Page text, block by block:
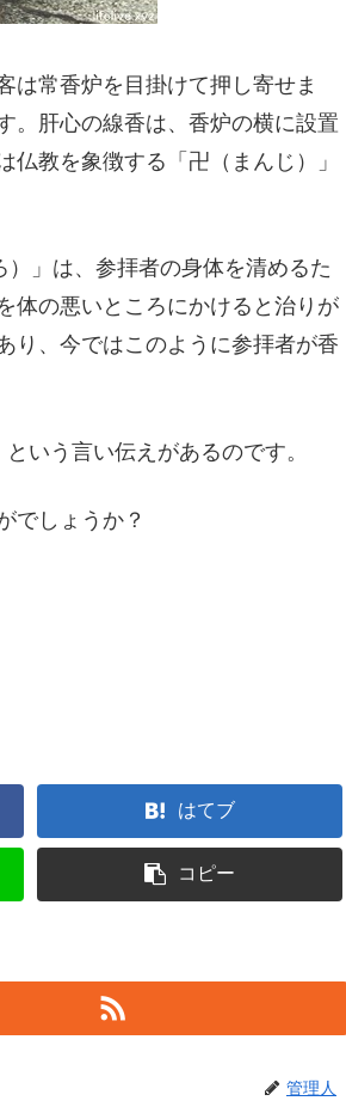
は常香炉を目掛けて押し寄せま
。肝心の線香は、香炉の横に設置
教を象徴する「卍（まんじ）」
」は、参拝者の身体を清めるた
体の悪いところにかけると治りが
り、今ではこのように参拝者が香
いう言い伝えがあるのです。
でしょうか？
はてブ
コピー
管理人